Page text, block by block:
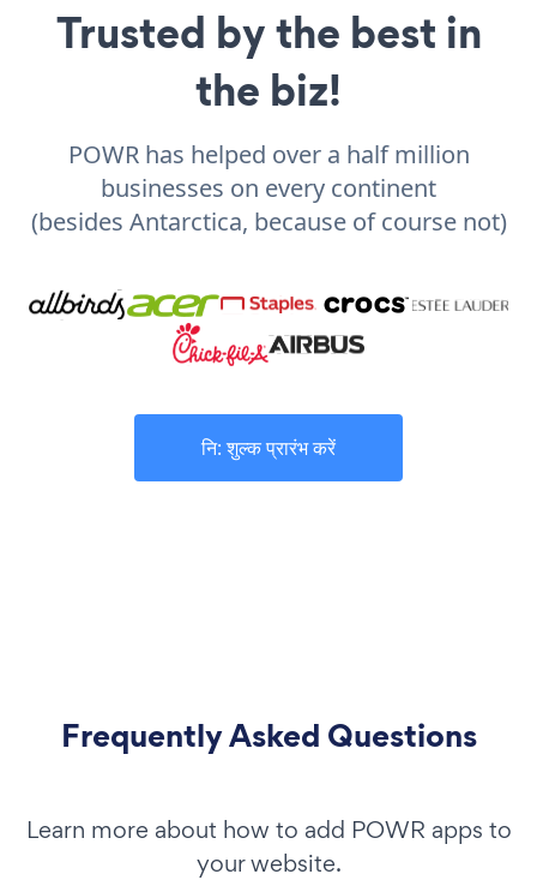
Trusted by the best in
the biz!
POWR has helped over a half million
businesses on every continent
(besides Antarctica, because of course not)
नि: शुल्क प्रारंभ करें
Frequently Asked Questions
Learn more about how to add POWR apps to
your website.